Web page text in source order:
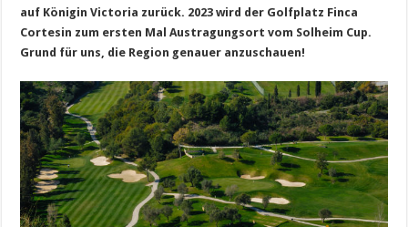
auf Königin Victoria zurück. 2023 wird der Golfplatz Finca
Cortesin zum ersten Mal Austragungsort vom Solheim Cup.
Grund für uns, die Region genauer anzuschauen!